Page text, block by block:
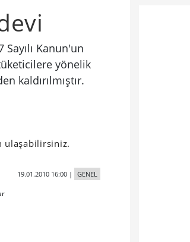
Kanun'un
yönelik
kaldırılmıştır.
ulaşabilirsiniz.
19.01.2010 16:00| GENEL